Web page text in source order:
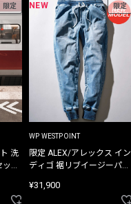
限定
洗
ト
NEW 限定
WP WESTPOINT
限定 ALEX/アレックス イン
ディゴ 裾リブイージーパン
¥31,900